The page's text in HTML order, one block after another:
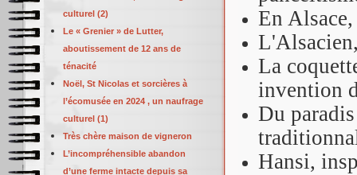
En
La
invention
Du
Hansi,
culturel (2)
Le « Grenier » de Lutter,
aboutissement de 12 ans de
ténacité
Noël, St Nicolas et sorcières à
l’écomusée en 2024 , un naufrage
culturel (1)
Très chère maison de vigneron
L’incompréhensible abandon
d’une ferme intacte depuis sa